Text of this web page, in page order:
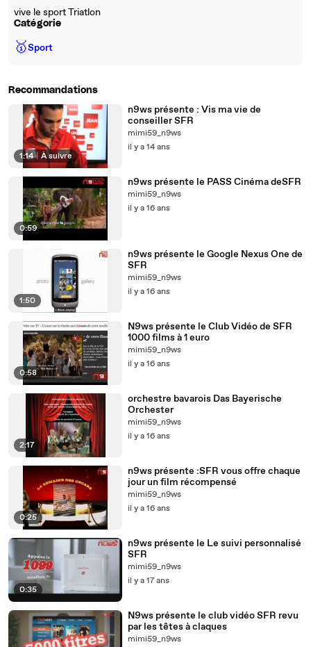
vive le sport Triatlon
Catégorie
🥇Sport
Recommandations
1:14 | À suivre
n9ws présente : Vis ma vie de
conseiller SFR
mimi59_n9ws
il y a 14 ans
0:59
n9ws présente le PASS Cinéma deSFR
mimi59_n9ws
il y a 16 ans
1:50
n9ws présente le Google Nexus One de
SFR
mimi59_n9ws
il y a 16 ans
0:58
N9ws présente le Club Vidéo de SFR
1000 films à 1 euro
mimi59_n9ws
il y a 16 ans
2:17
orchestre bavarois Das Bayerische
Orchester
mimi59_n9ws
il y a 16 ans
0:25
n9ws présente :SFR vous offre chaque
jour un film récompensé
mimi59_n9ws
il y a 16 ans
0:35
n9ws présente le Le suivi personnalisé
SFR
mimi59_n9ws
il y a 17 ans
N9ws présente le club vidéo SFR revu
par les têtes à claques
mimi59_n9ws